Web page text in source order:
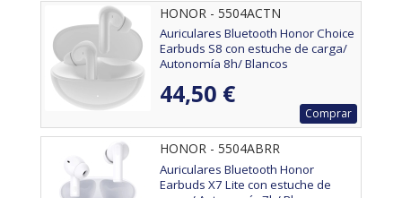
HONOR - 5504ACTN
Auriculares Bluetooth Honor Choice
Earbuds S8 con estuche de carga/
Autonomía 8h/ Blancos
44,50 €
Comprar
HONOR - 5504ABRR
Auriculares Bluetooth Honor
Earbuds X7 Lite con estuche de